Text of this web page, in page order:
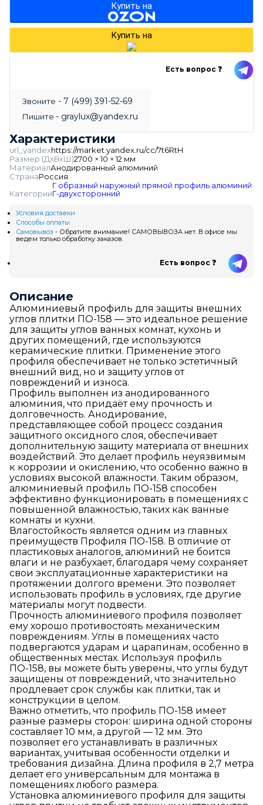
Купить на
Купить на
Есть вопрос ❓
Звоните - 7 (499) 391-52-69
Пишите - graylux@yandex.ru
Характеристики
url_yandexhttps://market.yandex.ru/cc/7t6RtH
Размер (ДхВхШ)2700 × 10 × 12 мм
МатериалАнодированный алюминий
СтранаРоссия
Категории
Г образный наружный прямой профиль алюминий
Г-двухсторонний
Условия доставки
Способы оплаты
Самовывоз - Обратите внимание! САМОВЫВОЗА нет. В офисе мы
ведем только обработку заказов.
Есть вопрос ❓
Описание
Алюминиевый профиль для защиты внешних
углов плитки ПО-158 — это идеальное решение
для защиты углов ванных комнат, кухонь и
других помещений, где используются
керамические плитки. Применение этого
профиля обеспечивает не только эстетичный
внешний вид, но и защиту углов от
повреждений и износа.
Профиль выполнен из анодированного
алюминия, что придаёт ему прочность и
долговечность. Анодирование,
представляющее собой процесс создания
защитного оксидного слоя, обеспечивает
дополнительную защиту материала от внешних
воздействий. Это делает профиль неуязвимым
к коррозии и окислению, что особенно важно в
условиях высокой влажности. Таким образом,
алюминиевый профиль ПО-158 способен
эффективно функционировать в помещениях с
повышенной влажностью, таких как ванные
комнаты и кухни.
Влагостойкость является одним из главных
преимуществ Профиля ПО-158. В отличие от
пластиковых аналогов, алюминий не боится
влаги и не разбухает, благодаря чему сохраняет
свои эксплуатационные характеристики на
протяжении долгого времени. Это позволяет
использовать профиль в условиях, где другие
материалы могут подвести.
Прочность алюминиевого профиля позволяет
ему хорошо противостоять механическим
повреждениям. Углы в помещениях часто
подвергаются ударам и царапинам, особенно в
общественных местах. Используя профиль
ПО-158, вы можете быть уверены, что углы будут
защищены от повреждений, что значительно
продлевает срок службы как плитки, так и
конструкции в целом.
Важно отметить, что профиль ПО-158 имеет
разные размеры сторон: ширина одной стороны
составляет 10 мм, а другой — 12 мм. Это
позволяет его устанавливать в различных
вариантах, учитывая особенности отделки и
требования дизайна. Длина профиля в 2,7 метра
делает его универсальным для монтажа в
помещениях любого размера.
Установка алюминиевого профиля для защиты